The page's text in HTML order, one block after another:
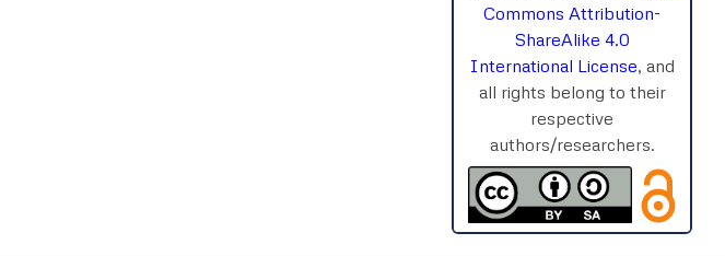
Commons Attribution-
ShareAlike 4.0
International License, and
all rights belong to their
respective
authors/researchers.